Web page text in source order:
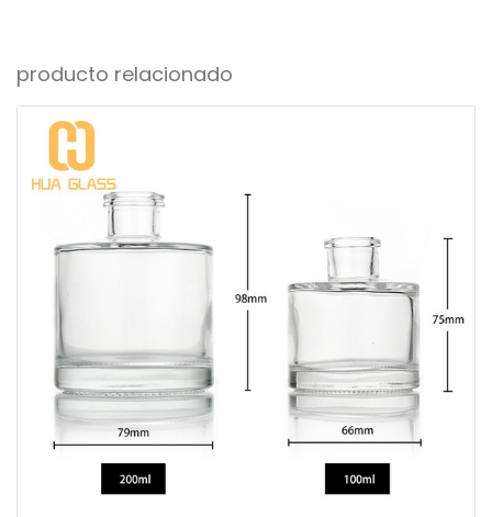
producto relacionado